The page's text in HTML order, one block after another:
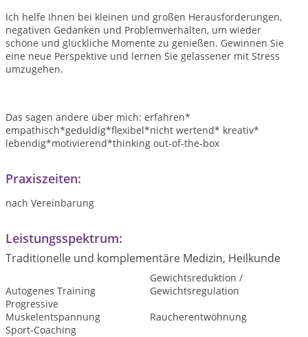
Ich helfe Ihnen bei kleinen und großen Herausforderungen,
negativen Gedanken und Problemverhalten, um wieder
schöne und glückliche Momente zu genießen. Gewinnen Sie
eine neue Perspektive und lernen Sie gelassener mit Stress
umzugehen.
Das sagen andere über mich: erfahren*
empathisch*geduldig*flexibel*nicht wertend* kreativ*
lebendig*motivierend*thinking out-of-the-box
Praxiszeiten:
nach Vereinbarung
Leistungsspektrum:
Traditionelle und komplementäre Medizin, Heilkunde
Autogenes Training
Gewichtsreduktion /
Gewichtsregulation
Progressive
Muskelentspannung
Raucherentwöhnung
Sport-Coaching